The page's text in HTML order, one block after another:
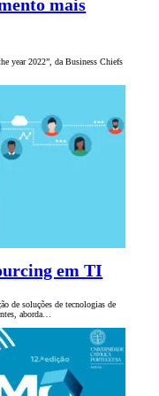
mais
year 2022”, da Business Chiefs
em TI
de soluções de tecnologias de
aborda…